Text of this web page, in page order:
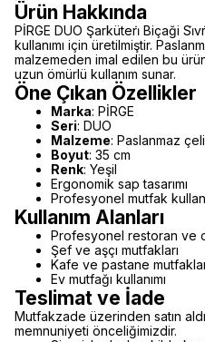
Ürün Hakkında
PİRGE DUO Şarküteri̇ Biçaği
kullanımı için üretilmiştir.
malzemeden imal edilen bu
uzun ömürlü kullanım sunar.
Öne Çıkan Özellikler
Marka: PİRGE
Seri: DUO
Malzeme: Paslanmaz
Boyut: 35 cm
Renk: Yeşil
Ergonomik sap tasarımı
Profesyonel mutfak
Kullanım Alanları
Profesyonel restoran ve
Şef ve aşçı mutfakları
Kafe ve pastane
Ev mutfağı kullanımı
Teslimat ve İade
Mutfakzade üzerinden satın
memnuniyeti önceliğimizdir.